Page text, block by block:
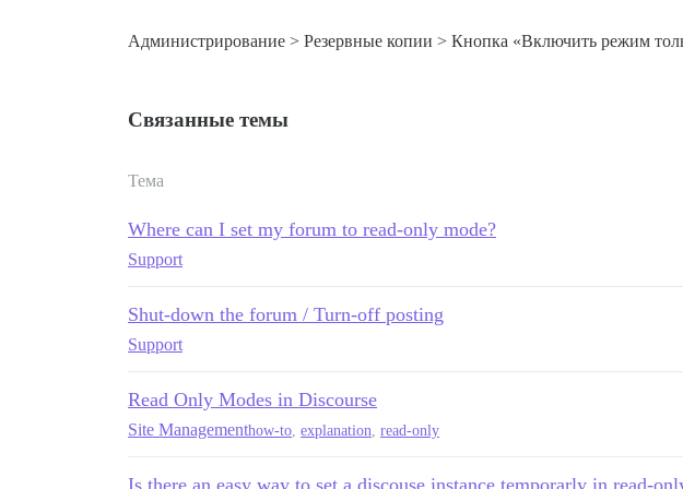
Администрирование > Резервные копии > Кнопка «Включить режим
Связанные темы
Тема
Where can I set my forum to read-only mode?
Support
Shut-down the forum / Turn-off posting
Support
Read Only Modes in Discourse
Site Managementhow-to explanation read-only
Is there an easy way to set a discouse instance temporarly in read-